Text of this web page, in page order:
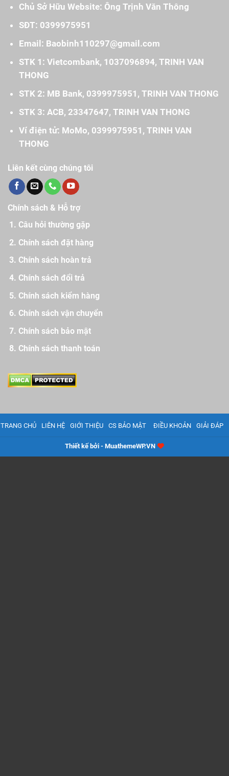
Chủ Sở Hữu Website: Ông Trịnh Văn Thông
SĐT: 0399975951
Email: Baobinh110297@gmail.com
STK 1: Vietcombank, 1037096894, TRINH VAN
THONG
STK 2: MB Bank, 0399975951, TRINH VAN THONG
STK 3: ACB, 23347647, TRINH VAN THONG
Ví điện tử: MoMo, 0399975951, TRINH VAN
THONG
Liên kết cùng chúng tôi
Chính sách & Hỗ trợ
Câu hỏi thường gặp
Chính sách đặt hàng
Chính sách hoàn trả
Chính sách đổi trả
Chính sách kiểm hàng
Chính sách vận chuyển
Chính sách bảo mật
Chính sách thanh toán
TRANG CHỦ LIÊN HỆ GIỚI THIỆU CS BẢO MẬT ĐIỀU KHOẢN GIẢI ĐÁP
Thiết kế bởi - MuathemeWP.VN